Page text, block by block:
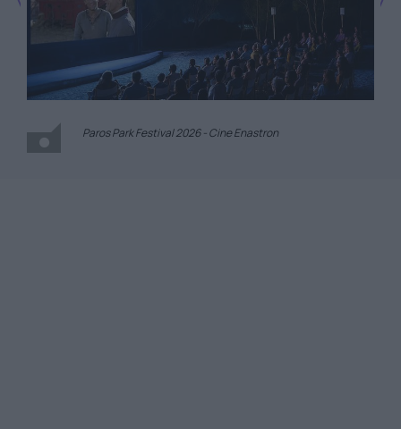
Paros Park Festival 2026 - Cine Enastron